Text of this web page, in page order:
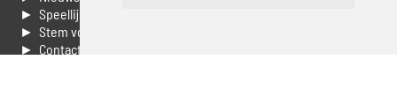
► Speellijst
► Stem voor de Dag top 3
► Contacteer ons